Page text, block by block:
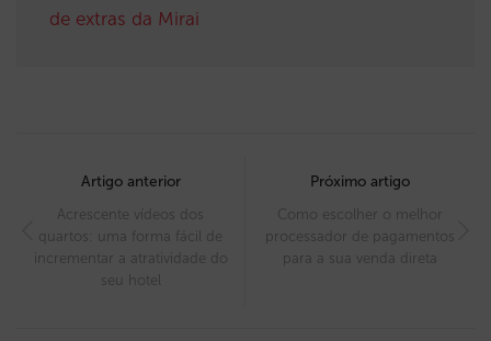
de extras da Mirai
navigation
Artigo anterior
Acrescente vídeos dos
quartos: uma forma fácil de
incrementar a atratividade do
seu hotel
Próximo artigo
Como escolher o melhor
processador de pagamentos
para a sua venda direta